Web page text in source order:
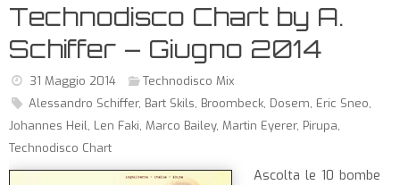
Technodisco Chart by A.
Schiffer – Giugno 2014
31 Maggio 2014
Technodisco Mix
Alessandro Schiffer, Bart Skils, Broombeck, Dosem, Eric Sneo,
Johannes Heil, Len Faki, Marco Bailey, Martin Eyerer, Pirupa,
Technodisco Chart
Ascolta le 10 bombe